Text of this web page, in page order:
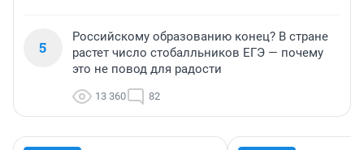
5
Российскому образованию конец? В стране
растет число стобалльников ЕГЭ — почему
это не повод для радости
13 360 82